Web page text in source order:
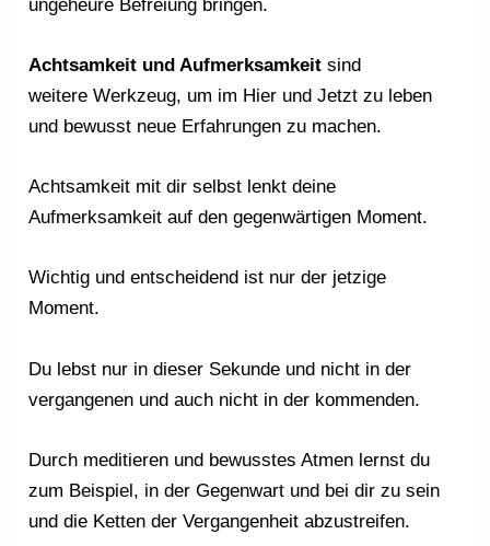
ungeheure Befreiung bringen.
Achtsamkeit und Aufmerksamkeit sind
weitere Werkzeug, um im Hier und Jetzt zu leben
und bewusst neue Erfahrungen zu machen.
Achtsamkeit mit dir selbst lenkt deine
Aufmerksamkeit auf den gegenwärtigen Moment.
Wichtig und entscheidend ist nur der jetzige
Moment.
Du lebst nur in dieser Sekunde und nicht in der
vergangenen und auch nicht in der kommenden.
Durch meditieren und bewusstes Atmen lernst du
zum Beispiel, in der Gegenwart und bei dir zu sein
und die Ketten der Vergangenheit abzustreifen.